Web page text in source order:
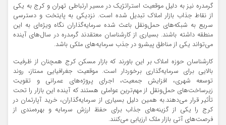
گرمدره نیز به دلیل موقعیت استراتژیک در مسیر ارتباطی تهران و کرج به یکی
از نقاط جذاب بازار املاک تبدیل شده است. نزدیکی به پایتخت و دسترسی
سریع به شبکه‌های حمل‌ونقل باعث شده سرمایه‌گذاران نگاه ویژه‌ای به این
منطقه داشته باشند. بسیاری از کارشناسان معتقدند گرمدره در سال‌های آینده
می‌تواند یکی از مناطق پیشرو در جذب سرمایه‌های ملکی باشد.
کارشناسان حوزه املاک بر این باورند که بازار مسکن کرج همچنان از ظرفیت
بالایی برای سرمایه‌گذاری برخوردار است. موقعیت جغرافیایی ممتاز، روند
توسعه شهری، افزایش جمعیت، اجرای پروژه‌های عمرانی و تقویت
زیرساخت‌های حمل‌ونقل از مهم‌ترین عواملی هستند که آینده این بازار را تحت
تأثیر قرار می‌دهند.به همین دلیل بسیاری از سرمایه‌گذاران، خرید آپارتمان در
کرج را یکی از گزینه‌های جذاب برای حفظ ارزش سرمایه و بهره‌مندی از
فرصت‌های آتی بازار ملک ارزیابی می‌کنند.